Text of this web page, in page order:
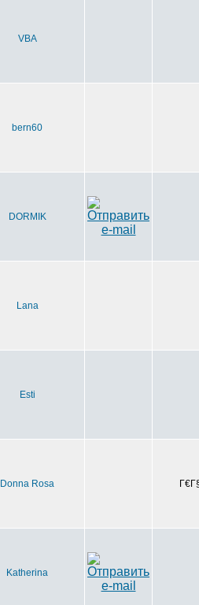
VBA
bern60
DORMIK
Lana
Esti
Donna Rosa
Katherina